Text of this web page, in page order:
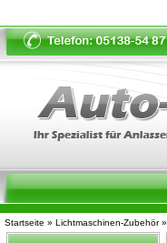
Startseite » Lichtmaschinen-Zubehör»